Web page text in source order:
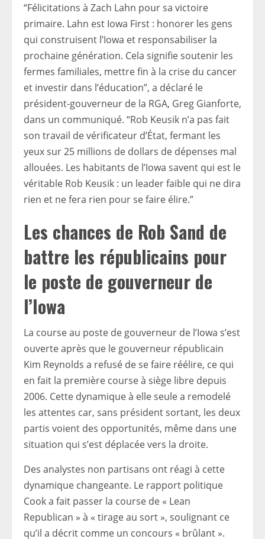
“Félicitations à Zach Lahn pour sa victoire
primaire. Lahn est Iowa First : honorer les gens
qui construisent l’Iowa et responsabiliser la
prochaine génération. Cela signifie soutenir les
fermes familiales, mettre fin à la crise du cancer
et investir dans l’éducation”, a déclaré le
président-gouverneur de la RGA, Greg Gianforte,
dans un communiqué. “Rob Keusik n’a pas fait
son travail de vérificateur d’État, fermant les
yeux sur 25 millions de dollars de dépenses mal
allouées. Les habitants de l’Iowa savent qui est le
véritable Rob Keusik : un leader faible qui ne dira
rien et ne fera rien pour se faire élire.”
Les chances de Rob Sand de
battre les républicains pour
le poste de gouverneur de
l’Iowa
La course au poste de gouverneur de l’Iowa s’est
ouverte après que le gouverneur républicain
Kim Reynolds a refusé de se faire réélire, ce qui
en fait la première course à siège libre depuis
2006. Cette dynamique à elle seule a remodelé
les attentes car, sans président sortant, les deux
partis voient des opportunités, même dans une
situation qui s’est déplacée vers la droite.
Des analystes non partisans ont réagi à cette
dynamique changeante. Le rapport politique
Cook a fait passer la course de « Lean
Republican » à « tirage au sort », soulignant ce
qu’il a décrit comme un concours « brûlant ».